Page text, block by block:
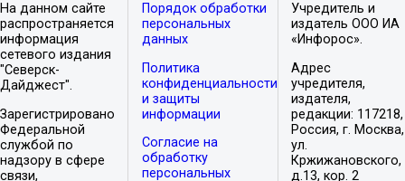
На данном сайте
распространяется
информация
сетевого издания
"Северск-
Дайджест".
Зарегистрировано
Федеральной
службой по
надзору в сфере
связи,
Порядок обработки
персональных
данных
Политика
конфиденциальности
и защиты
информации
Согласие на
обработку
персональных
Учредитель и
издатель ООО ИА
«Инфорос».
Адрес
учредителя,
издателя,
редакции: 117218,
Россия, г. Москва,
ул.
Кржижановского,
д.13, кор. 2